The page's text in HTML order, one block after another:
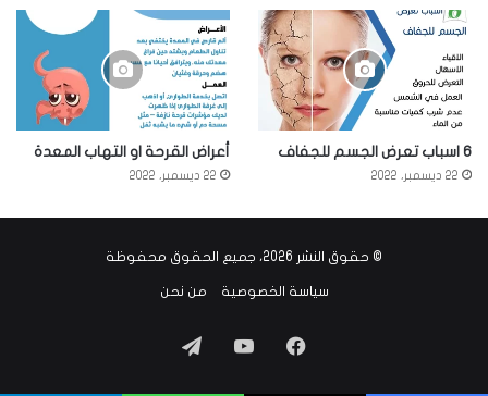
6 اسباب تعرض الجسم للجفاف
22 ديسمبر، 2022
أعراض القرحة او التهاب المعدة
22 ديسمبر، 2022
© حقوق النشر 2026، جميع الحقوق محفوظة
سياسة الخصوصية من نحن
فيسبوك‫YouTube